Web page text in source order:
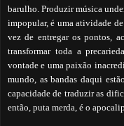
barulho. Produzir música
impopular, é uma atividade
vez de entregar os pontos,
transformar toda a
vontade e uma paixão
mundo, as bandas daqui
capacidade de traduzir as
então, puta merda, é o